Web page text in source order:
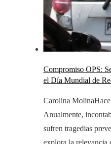
Compromiso OPS:
el Día Mundial de
Carolina Molina
Anualmente,
sufren tragedias